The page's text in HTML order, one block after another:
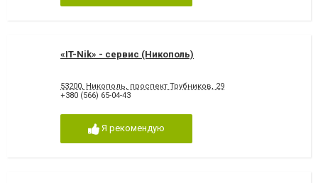
«IT-Nik» - сервис (Никополь)
53200, Никополь, проспект Трубников, 29
+380 (566) 65-04-43
Я рекомендую